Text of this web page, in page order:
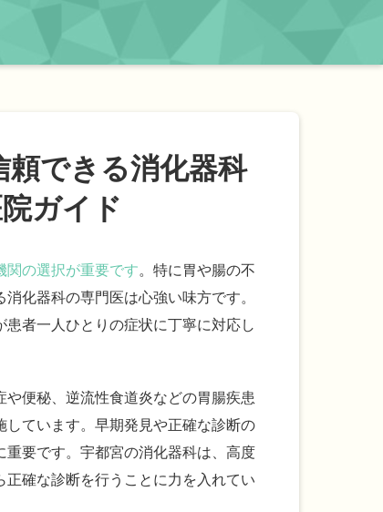
頼できる消化器科
ガイド
関の選択が重要です。特に胃や腸の不
化器科の専門医は心強い味方です。
者一人ひとりの症状に丁寧に対応し
便秘、逆流性食道炎などの胃腸疾患
ています。早期発見や正確な診断の
要です。宇都宮の消化器科は、高度
確な診断を行うことに力を入れてい